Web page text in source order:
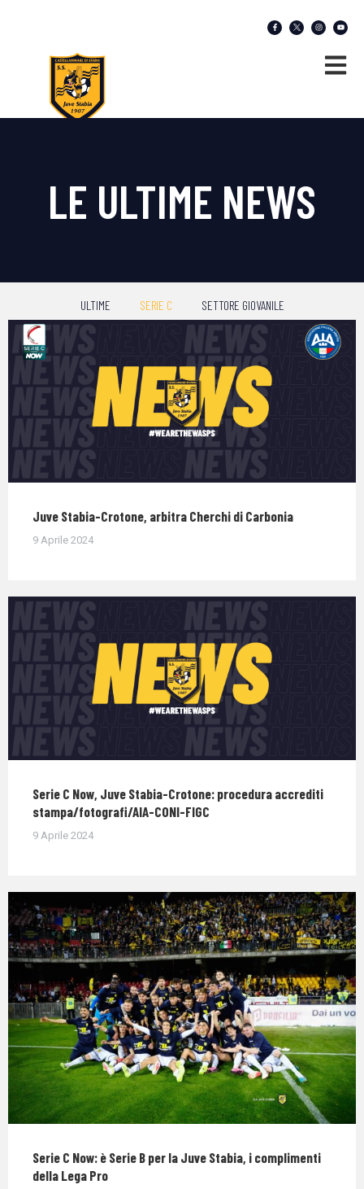
LE ULTIME NEWS
ULTIME SERIE C SETTORE GIOVANILE
Juve Stabia-Crotone, arbitra Cherchi di Carbonia
9 Aprile 2024
Serie C Now, Juve Stabia-Crotone: procedura accrediti
stampa/fotografi/AIA-CONI-FIGC
9 Aprile 2024
Serie C Now: è Serie B per la Juve Stabia, i complimenti
della Lega Pro